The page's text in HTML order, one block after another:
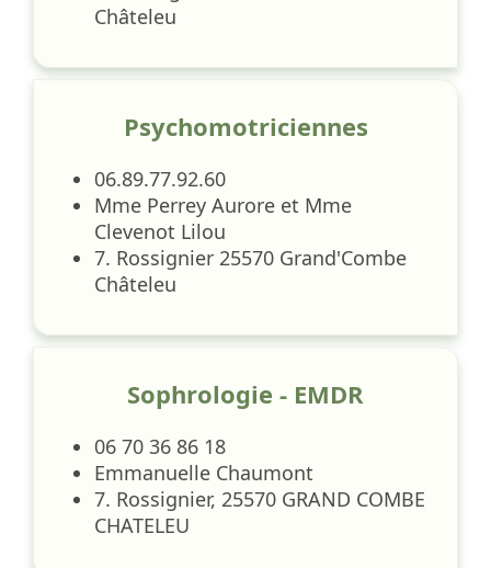
Châteleu
Psychomotriciennes
06.89.77.92.60
Mme Perrey Aurore et Mme
Clevenot Lilou
7. Rossignier 25570 Grand'Combe
Châteleu
Sophrologie - EMDR
06 70 36 86 18
Emmanuelle Chaumont
7. Rossignier, 25570 GRAND COMBE
CHATELEU